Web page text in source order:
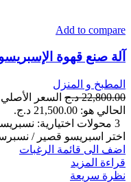
Add to compare
آلة صنع قهوة الإسبريسو بضغط 19
المطبخ و المنزل
22,800.00 د.ج السعر الأصلي هو:
الحالي هو: 21,500.00 د.ج.
3 محولات اختيارية:
اختر اسبريسو قصير /
اضف الى قائمة الرغبات
قراءة المزيد
نظرة سريعة